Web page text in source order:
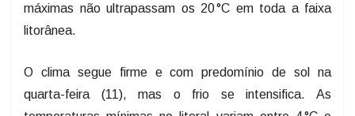
máximas não ultrapassam os 20 °C em toda a faixa
litorânea.
O clima segue firme e com predomínio de sol na
quarta-feira (11), mas o frio se intensifica. As